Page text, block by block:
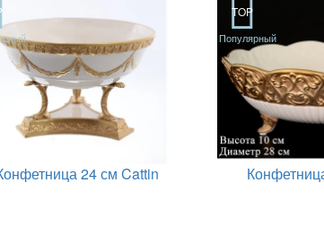
24 см Cattin
TOP
Популярный